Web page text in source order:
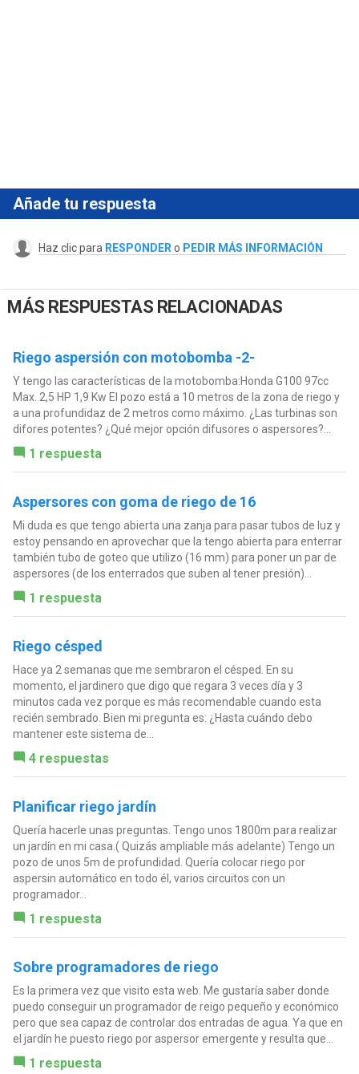
Añade tu respuesta
Haz clic para RESPONDER o PEDIR MÁS INFORMACIÓN
MÁS RESPUESTAS RELACIONADAS
Riego aspersión con motobomba -2-
Y tengo las características de la motobomba:Honda G100 97cc
Max. 2,5 HP 1,9 Kw El pozo está a 10 metros de la zona de riego y
a una profundidaz de 2 metros como máximo. ¿Las turbinas son
difores potentes? ¿Qué mejor opción difusores o aspersores?...
1 respuesta
Aspersores con goma de riego de 16
Mi duda es que tengo abierta una zanja para pasar tubos de luz y
estoy pensando en aprovechar que la tengo abierta para enterrar
también tubo de goteo que utilizo (16 mm) para poner un par de
aspersores (de los enterrados que suben al tener presión)...
1 respuesta
Riego césped
Hace ya 2 semanas que me sembraron el césped. En su
momento, el jardinero que digo que regara 3 veces día y 3
minutos cada vez porque es más recomendable cuando esta
recién sembrado. Bien mi pregunta es: ¿Hasta cuándo debo
mantener este sistema de...
4 respuestas
Planificar riego jardín
Quería hacerle unas preguntas. Tengo unos 1800m para realizar
un jardín en mi casa.( Quizás ampliable más adelante) Tengo un
pozo de unos 5m de profundidad. Quería colocar riego por
aspersin automático en todo él, varios circuitos con un
programador...
1 respuesta
Sobre programadores de riego
Es la primera vez que visito esta web. Me gustaría saber donde
puedo conseguir un programador de reigo pequeño y económico
pero que sea capaz de controlar dos entradas de agua. Ya que en
el jardín he puesto riego por aspersor emergente y resulta que...
1 respuesta